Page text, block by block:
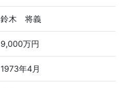
鈴木 将義
9,000万円
1973年4月